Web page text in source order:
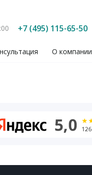
+7 (495) 115-65-50
О компании